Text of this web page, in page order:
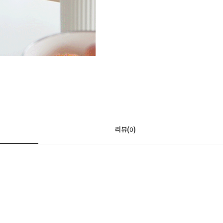
리뷰(0)